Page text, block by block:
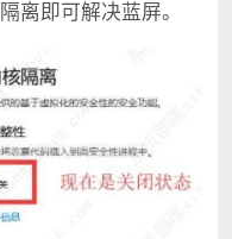
即可解决蓝屏。